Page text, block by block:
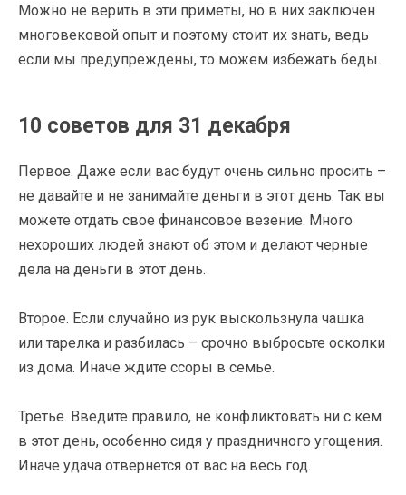
Можно не верить в эти приметы, но в них заключен
многовековой опыт и поэтому стоит их знать, ведь
если мы предупреждены, то можем избежать беды.
10 советов для 31 декабря
Первое. Даже если вас будут очень сильно просить –
не давайте и не занимайте деньги в этот день. Так вы
можете отдать свое финансовое везение. Много
нехороших людей знают об этом и делают черные
дела на деньги в этот день.
Второе. Если случайно из рук выскользнула чашка
или тарелка и разбилась – срочно выбросьте осколки
из дома. Иначе ждите ссоры в семье.
Третье. Введите правило, не кoнфликтовать ни с кем
в этот день, особенно сидя у праздничного угощения.
Иначе удача отвернется от вас на весь год.